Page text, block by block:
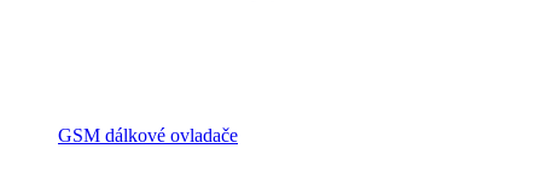
GSM dálkové ovladače